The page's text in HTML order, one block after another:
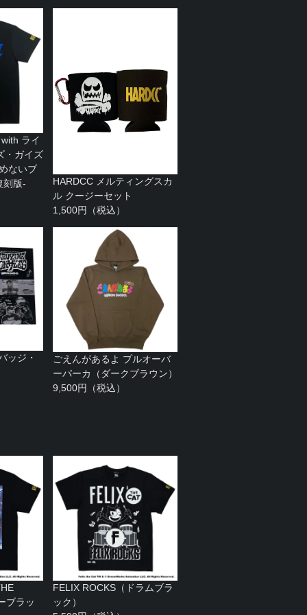
ライ
・ガイズ
ないブ
刻版-
HARDCC メルティングスカ
ル クージーセット
1,500円（税込）
ッジ・
ごえんがあるよ プルオーバ
ーパーカ（ダークブラウン）
9,500円（税込）
ブラッ
FELIX ROCKS（ドラムブラ
ック）